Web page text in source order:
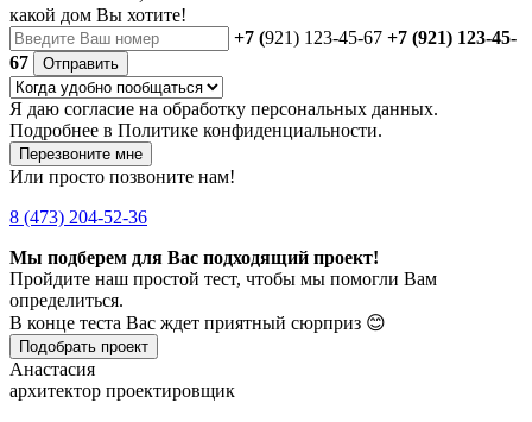
какой дом Вы хотите!
+7 (921) 123-45-67 +7 (921) 123-45-
67
Отправить
Я даю согласие на обработку персональных данных.
Подробнее в Политике конфиденциальности.
Перезвоните мне
Или просто позвоните нам!
8 (473) 204-52-36
Мы подберем для Вас подходящий проект!
Пройдите наш простой тест, чтобы мы помогли Вам
определиться.
В конце теста Вас ждет приятный сюрприз 😊
Подобрать проект
Анастасия
архитектор проектировщик